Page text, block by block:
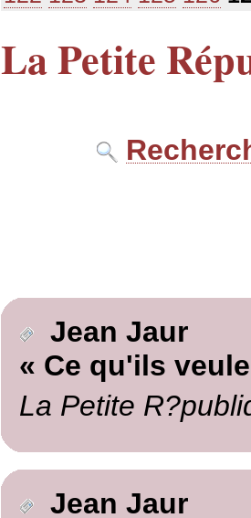
La Petite
Jean Jaur
« Ce qu'ils
La Petite
Jean Jaur